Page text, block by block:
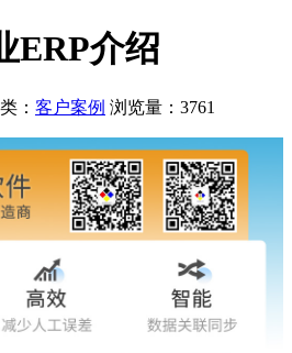
ERP介绍
： 客户案例 浏览量：3761